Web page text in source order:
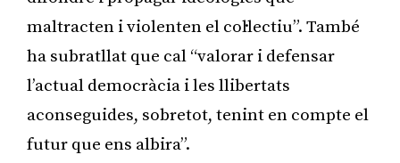
maltracten i violenten el col·lectiu”. També
ha subratllat que cal “valorar i defensar
l’actual democràcia i les llibertats
aconseguides, sobretot, tenint en compte el
futur que ens albira”.